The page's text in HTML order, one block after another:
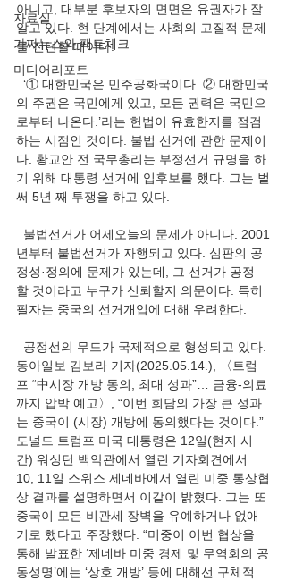
자료실
가짜뉴스와 팩트체크
미디어리포트
아니고, 대부분 후보자의 면면은 유권자가 잘
알고 있다. 현 단계에서는 사회의 고질적 문제
를 진단할 때이다.
‘① 대한민국은 민주공화국이다. ② 대한민국
의 주권은 국민에게 있고, 모든 권력은 국민으
로부터 나온다.’라는 헌법이 유효한지를 점검
하는 시점인 것이다. 불법 선거에 관한 문제이
다. 황교안 전 국무총리는 부정선거 규명을 하
기 위해 대통령 선거에 입후보를 했다. 그는 벌
써 5년 째 투쟁을 하고 있다.
불법선거가 어제오늘의 문제가 아니다. 2001
년부터 불법선거가 자행되고 있다. 심판의 공
정성·정의에 문제가 있는데, 그 선거가 공정
할 것이라고 누구가 신뢰할지 의문이다. 특히
필자는 중국의 선거개입에 대해 우려한다.
공정선의 무드가 국제적으로 형성되고 있다.
동아일보 김보라 기자(2025.05.14.), 〈트럼
프 “中시장 개방 동의, 최대 성과”… 금융-의료
까지 압박 예고〉, “이번 회담의 가장 큰 성과
는 중국이 (시장) 개방에 동의했다는 것이다.”
도널드 트럼프 미국 대통령은 12일(현지 시
간) 워싱턴 백악관에서 열린 기자회견에서
10, 11일 스위스 제네바에서 열린 미중 통상협
상 결과를 설명하면서 이같이 밝혔다. 그는 또
중국이 모든 비관세 장벽을 유예하거나 없애
기로 했다고 주장했다. “미중이 이번 협상을
통해 발표한 ‘제네바 미중 경제 및 무역회의 공
동성명’에는 ‘상호 개방’ 등에 대해선 구체적